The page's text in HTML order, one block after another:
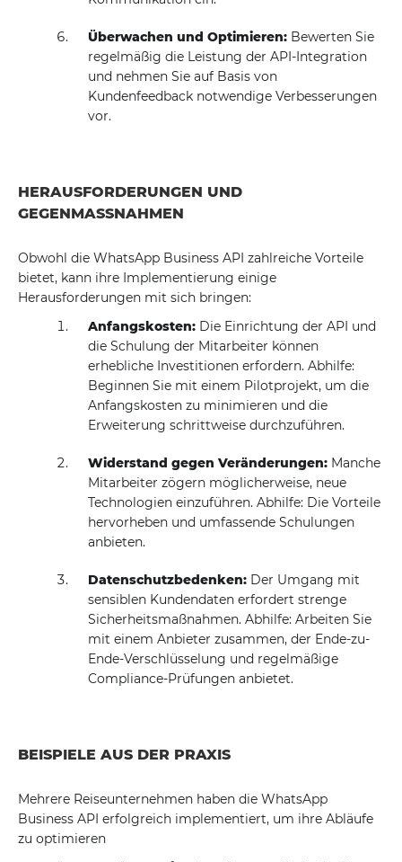
Überwachen und Optimieren: Bewerten Sie
regelmäßig die Leistung der API-Integration
und nehmen Sie auf Basis von
Kundenfeedback notwendige Verbesserungen
vor.
HERAUSFORDERUNGEN UND
GEGENMASSNAHMEN
Obwohl die WhatsApp Business API zahlreiche Vorteile
bietet, kann ihre Implementierung einige
Herausforderungen mit sich bringen:
Anfangskosten: Die Einrichtung der API und
die Schulung der Mitarbeiter können
erhebliche Investitionen erfordern. Abhilfe:
Beginnen Sie mit einem Pilotprojekt, um die
Anfangskosten zu minimieren und die
Erweiterung schrittweise durchzuführen.
Widerstand gegen Veränderungen: Manche
Mitarbeiter zögern möglicherweise, neue
Technologien einzuführen. Abhilfe: Die Vorteile
hervorheben und umfassende Schulungen
anbieten.
Datenschutzbedenken: Der Umgang mit
sensiblen Kundendaten erfordert strenge
Sicherheitsmaßnahmen. Abhilfe: Arbeiten Sie
mit einem Anbieter zusammen, der Ende-zu-
Ende-Verschlüsselung und regelmäßige
Compliance-Prüfungen anbietet.
BEISPIELE AUS DER PRAXIS
Mehrere Reiseunternehmen haben die WhatsApp
Business API erfolgreich implementiert, um ihre Abläufe
zu optimieren